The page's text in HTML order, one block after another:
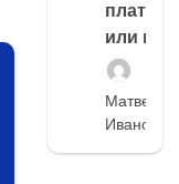
платить
или
Матвей
Иванов